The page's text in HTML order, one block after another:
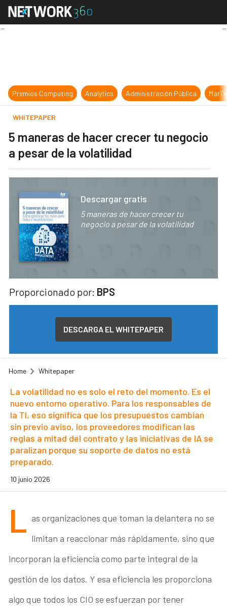
5 maneras de hacer crecer tu
Premios Computing Analytics Administración Pública
WHITEPAPER
5 maneras de hacer crecer tu negocio
a pesar de la volatilidad
Descargar gratis
5 maneras de hacer crecer tu
negocio a pesar de la volatilidad
Proporcionado por: BPS
DESCARGA EL WHITEPAPER
Home Whitepaper
La volatilidad no es solo el reto del momento. Es el
nuevo entorno operativo. Para los responsables de
la TI, eso significa que los presupuestos cambian
sin previo aviso, los proveedores modifican las
reglas a mitad del contrato y las iniciativas de IA se
paralizan porque su soporte de datos no está
preparado.
10 junio 2026
L as organizaciones que toman la delantera no se
limitan a reaccionar más rápidamente, sino que
incorporan la eficiencia como parte integral de la
gestión de los datos. Y esa eficiencia les proporciona
algo que todos los CIO se esfuerzan por tener